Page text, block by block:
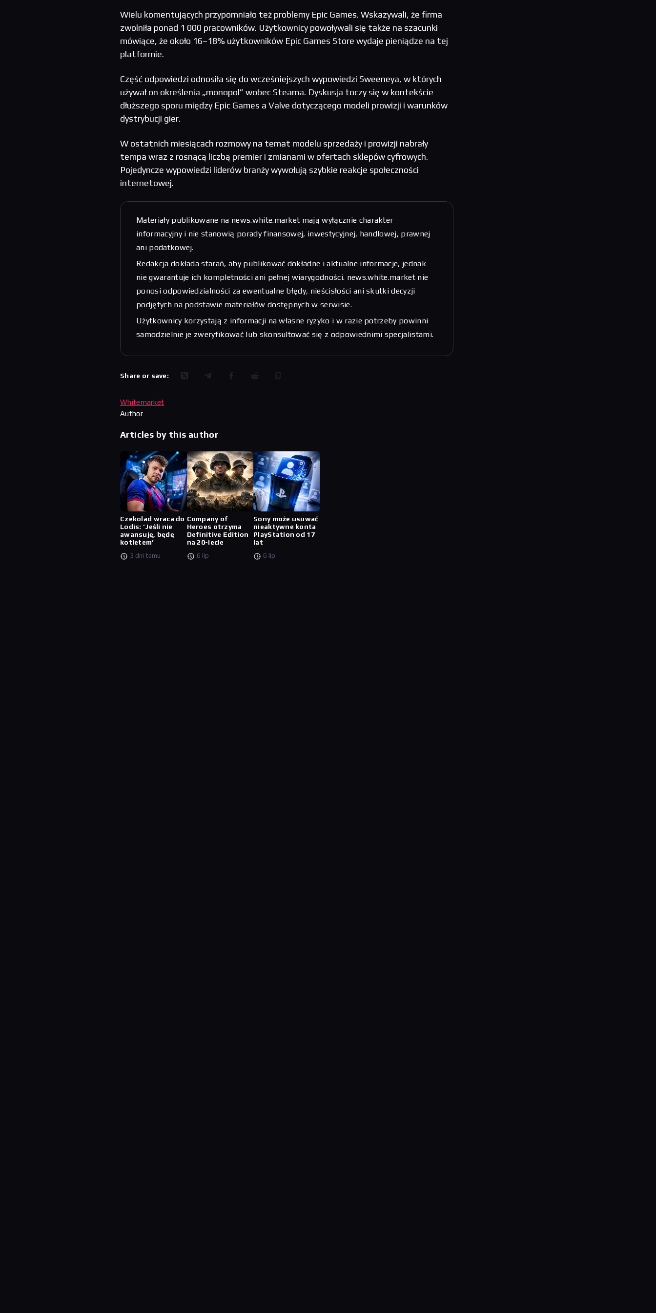
Wielu komentujących przypomniało też problemy Epic Games. Wskazywali, że firma
zwolniła ponad 1 000 pracowników. Użytkownicy powoływali się także na szacunki
mówiące, że około 16–18% użytkowników Epic Games Store wydaje pieniądze na tej
platformie.
Część odpowiedzi odnosiła się do wcześniejszych wypowiedzi Sweeneya, w których
używał on określenia „monopol” wobec Steama. Dyskusja toczy się w kontekście
dłuższego sporu między Epic Games a Valve dotyczącego modeli prowizji i warunków
dystrybucji gier.
W ostatnich miesiącach rozmowy na temat modelu sprzedaży i prowizji nabrały
tempa wraz z rosnącą liczbą premier i zmianami w ofertach sklepów cyfrowych.
Pojedyncze wypowiedzi liderów branży wywołują szybkie reakcje społeczności
internetowej.
Materiały publikowane na news.white.market mają wyłącznie charakter
informacyjny i nie stanowią porady finansowej, inwestycyjnej, handlowej, prawnej
ani podatkowej.
Redakcja dokłada starań, aby publikować dokładne i aktualne informacje, jednak
nie gwarantuje ich kompletności ani pełnej wiarygodności. news.white.market nie
ponosi odpowiedzialności za ewentualne błędy, nieścisłości ani skutki decyzji
podjętych na podstawie materiałów dostępnych w serwisie.
Użytkownicy korzystają z informacji na własne ryzyko i w razie potrzeby powinni
samodzielnie je zweryfikować lub skonsultować się z odpowiednimi specjalistami.
Share or save:
Whitemarket
Author
Articles by this author
Czekolad wraca do
Lodis: ‘Jeśli nie
awansuję, będę
kotletem’
3 dni temu
Company of
Heroes otrzyma
Definitive Edition
na 20-lecie
6 lip
Sony może usuwać
nieaktywne konta
PlayStation od 17
lat
6 lip